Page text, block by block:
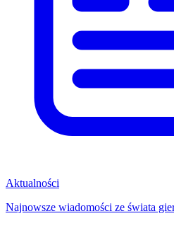
Aktualności
Najnowsze wiadomości ze świata